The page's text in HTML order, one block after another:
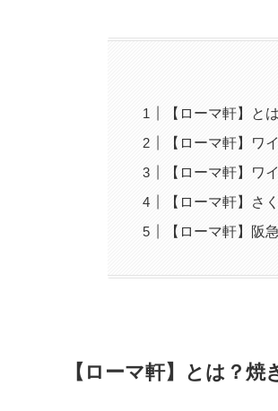
【ローマ軒】と
【ローマ軒】ワ
【ローマ軒】ワ
【ローマ軒】さ
【ローマ軒】阪
【ローマ軒】とは？焼